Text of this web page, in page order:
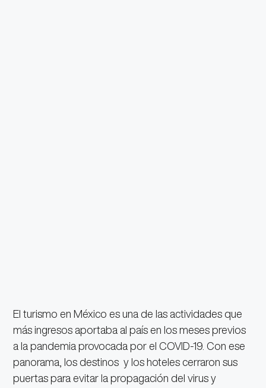
El turismo en México es una de las actividades que
más ingresos aportaba al país en los meses previos
a la pandemia provocada por el COVID-19. Con ese
panorama, los destinos y los hoteles cerraron sus
puertas para evitar la propagación del virus y